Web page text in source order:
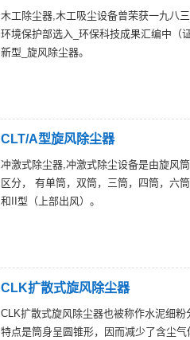
木工除尘器,木工吸尘设备曾荣获一九八
环境保护部选入_环保科技成果汇编中（
新型_旋风除尘器。
CLT/A型旋风除尘器
冲激式除尘器,冲激式除尘设备是由旋风
区分， 有单筒，双筒，三筒，四筒，六
和II型（上部出风）。
CLK扩散式旋风除尘器
CLK扩散式旋风除尘器也被称作水泥细
特点是筒身呈圆锥形，因而减少了含尘